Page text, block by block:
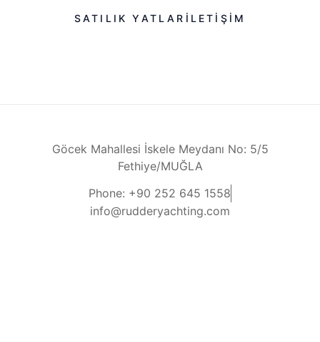
SATILIK YATLAR ILETIŞIM
Göcek Mahallesi İskele Meydanı No: 5/5
Fethiye/MUĞLA
Phone: +90 252 645 1558
info@rudderyachting.com